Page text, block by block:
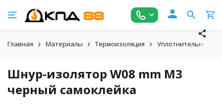
Главная Материалы Термоизоляция Уплотнительные
Шнур-изолятор W08 mm M3
черный самоклейка